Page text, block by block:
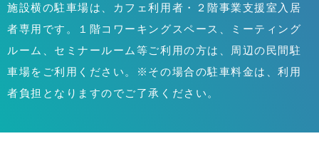
施設横の駐車場は、カフェ利用者・２階事業支援室入居
者専用です。１階コワーキングスペース、ミーティング
ルーム、セミナールーム等ご利用の方は、周辺の民間駐
車場をご利用ください。※その場合の駐車料金は、利用
者負担となりますのでご了承ください。